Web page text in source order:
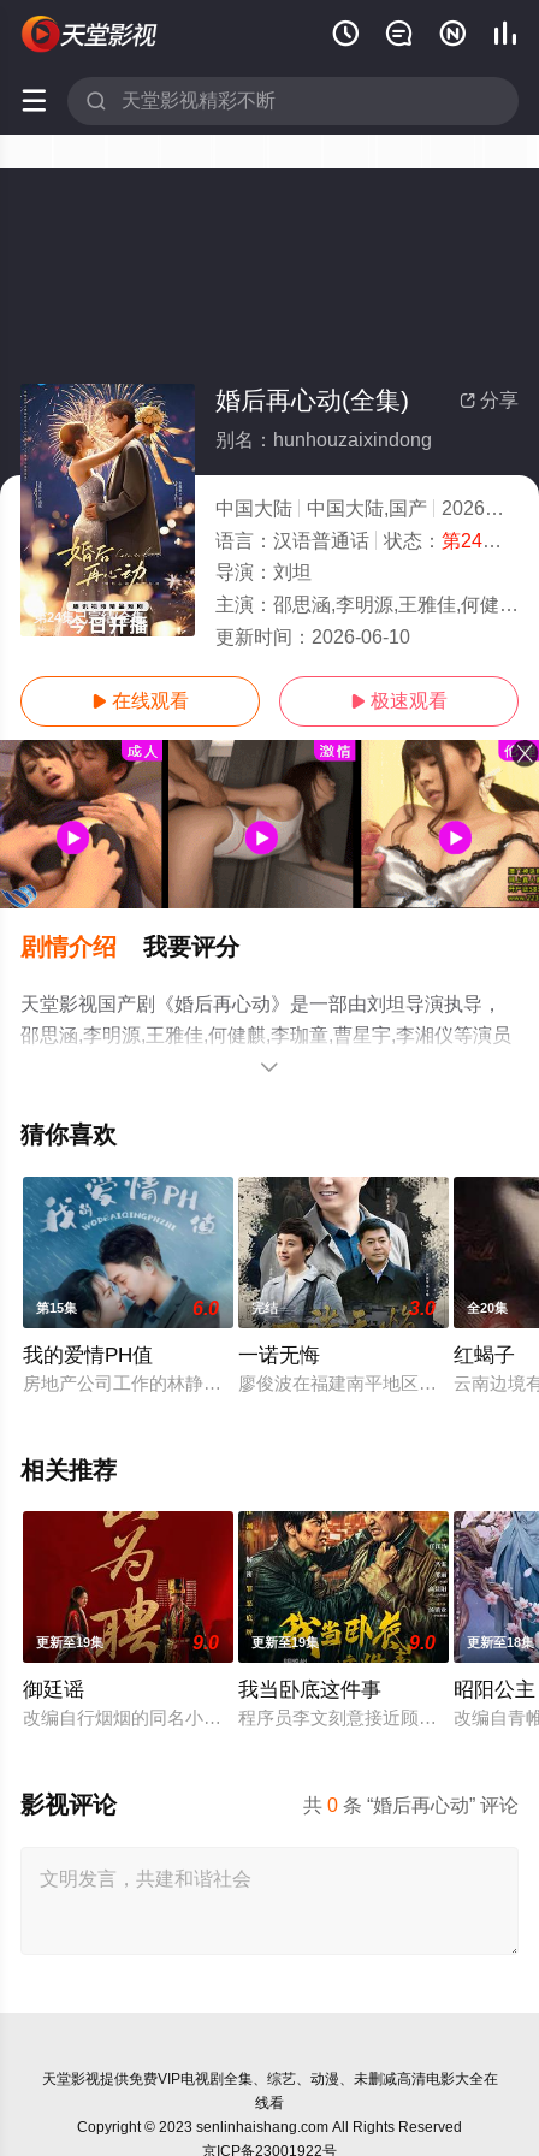
   
 
第24集已完结/全集
 分享
婚后再心动(全集)
别名：hunhouzaixindong
中国大陆 中国大陆,国产 2026
4.0
语言： 汉语普通话 状态： 第24集已完结
导演： 刘坦
主演： 邵思涵,李明源,王雅佳,何健麒,李珈童,曹星宇,李湘仪
更新时间： 2026-06-10
 在线观看  极速观看
剧情介绍 我要评分
天堂影视国产剧《婚后再心动》是一部由刘坦导演执导，
邵思涵,李明源,王雅佳,何健麒,李珈童,曹星宇,李湘仪等演员
精彩演绎的中国大陆电视剧，大结局剧情已揭晓（第24集
上天堂电影网，更多剧情信息可移步至豆瓣电视剧、电视

猜你喜欢
第15集 6.0
我的爱情PH值
房地产公司工作的林静儿，受命去跟飞龙地产公司柳公子谈合
完结 3.0
一诺无悔
廖俊波在福建南平地区先后历任镇
全20集
红蝎子
云南边境
相关推荐
更新至19集 9.0
御廷谣
改编自行烟烟的同名小说。孟廷辉，大平王朝有史以来个以女
更新至19集 9.0
我当卧底这件事
程序员李文刻意接近顾婷，利用顾炎
更新至18集
昭阳公主
改编自青
共0 条 “婚后再心动” 评论
影视评论
天堂影视提供免费VIP电视剧全集、综艺、动漫、未删减高清电影大全在
线看
Copyright © 2023 senlinhaishang.com All Rights Reserved
京ICP备23001922号